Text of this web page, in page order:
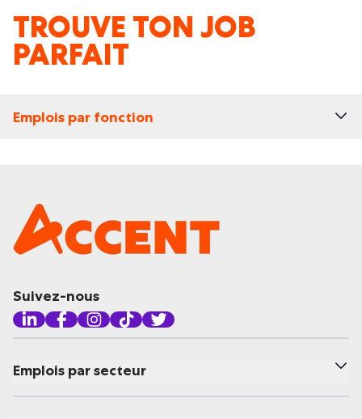
TROUVE TON JOB
PARFAIT
Emplois par fonction
Suivez-nous
Emplois par secteur